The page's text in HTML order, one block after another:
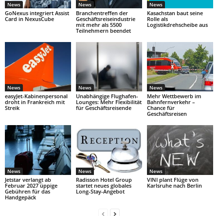
News
GoNexus integriert Assist
Card in NexusCube
News
Branchentreffen der
Geschäftsreiseindustrie
mit mehr als 5500
Teilnehmern beendet
News
Kasachstan baut seine
Rolle als
Logistikdrehscheibe aus
News
easyJet-Kabinenpersonal
droht in Frankreich mit
Streik
News
Unabhängige Flughafen-
Lounges: Mehr Flexibilität
für Geschäftsreisende
News
Mehr Wettbewerb im
Bahnfernverkehr –
Chance für
Geschäftsreisen
News
Jetstar verlangt ab
Februar 2027 üppige
Gebühren für das
Handgepäck
News
Radisson Hotel Group
startet neues globales
Long-Stay-Angebot
News
VINI plant Flüge von
Karlsruhe nach Berlin